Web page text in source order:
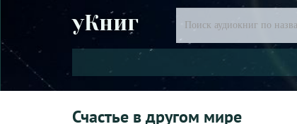
уКниг
Счастье в другом мире